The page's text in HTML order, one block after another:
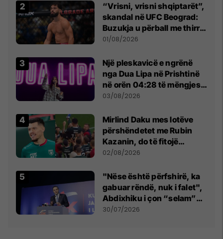
“Vrisni, vrisni shqiptarët”,
skandal në UFC Beograd:
Buzukja u përball me thirrje
anti-shqiptare nga
01/08/2026
Një pleskavicë e ngrënë
nga Dua Lipa në Prishtinë
në orën 04:28 të mëngjesit
- dhe bota digjitale serbe
03/08/2026
Mirlind Daku mes lotëve
përshëndetet me Rubin
Kazanin, do të fitojë
miliona te Spartak Moska
02/08/2026
"Nëse është përfshirë, ka
gabuar rëndë, nuk i falet",
Abdixhiku i çon “selam”
Përparim Ramës
30/07/2026